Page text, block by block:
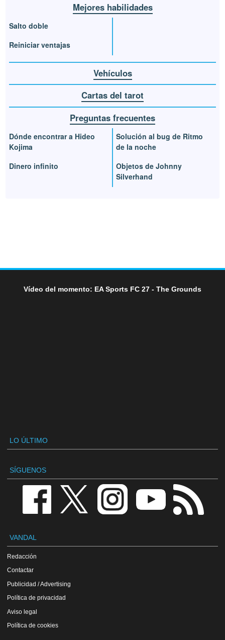
Mejores habilidades
Salto doble
Reiniciar ventajas
Vehículos
Cartas del tarot
Preguntas frecuentes
Dónde encontrar a Hideo
Kojima
Dinero infinito
Solución al bug de Ritmo
de la noche
Objetos de Johnny
Silverhand
Vídeo del momento: EA Sports FC 27 - The Grounds
LO ÚLTIMO
SÍGUENOS
VANDAL
Redacción
Contactar
Publicidad / Advertising
Política de privacidad
Aviso legal
Política de cookies